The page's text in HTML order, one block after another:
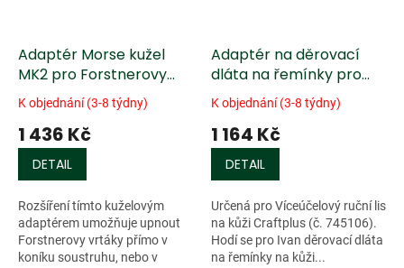
Adaptér Morse kužel
MK2 pro Forstnerovy
vrtáky Fisch®
K objednání (3-8 týdny)
1 436 Kč
DETAIL
Rozšíření tímto kuželovým
adaptérem umožňuje upnout
Forstnerovy vrtáky přímo v
koníku soustruhu, nebo v
Adaptér na děrovací
dláta na řemínky pro
víceúčelový ruční lis na
kůži Craftplus
K objednání (3-8 týdny)
1 164 Kč
DETAIL
Určená pro Víceúčelový ruční lis
na kůži Craftplus (č. 745106).
Hodí se pro Ivan děrovací dláta
na řemínky na kůži...